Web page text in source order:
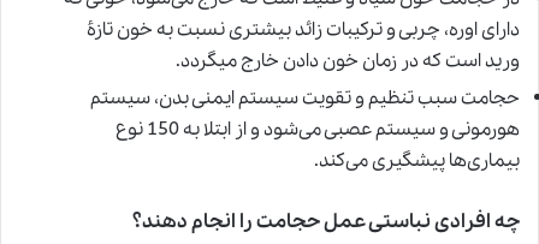
دارای اوره، چربی و ترکیبات زائد بیشتری نسبت به خون تازۀ
ورید است که در زمان خون دادن خارج میگردد.
حجامت سبب تنظیم و تقویت سیستم ایمنی بدن، سیستم
هورمونی و سیستم عصبی می‌شود و از ابتلا به 150 نوع
بیماری‌ها پیشگیری می‌کند.
چه افرادی نباستی عمل حجامت را انجام دهند؟